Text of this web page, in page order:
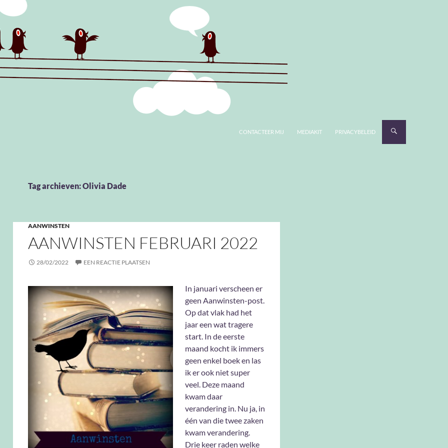
CONTACTEER MIJ MEDIAKIT PRIVACYBELEID
Tag archieven: Olivia Dade
AANWINSTEN
AANWINSTEN FEBRUARI 2022
28/02/2022 EEN REACTIE PLAATSEN
In januari verscheen er
geen Aanwinsten-post.
Op dat vlak had het
jaar een wat tragere
start. In de eerste
maand kocht ik immers
geen enkel boek en las
ik er ook niet super
veel. Deze maand
kwam daar
verandering in. Nu ja, in
één van die twee zaken
kwam verandering.
Drie keer raden welke